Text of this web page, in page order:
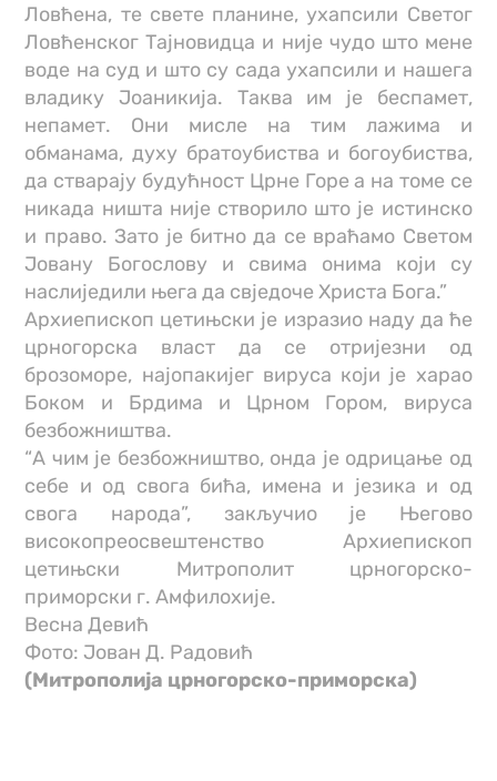
Ловћена, те свете планине, ухапсили Светог
Ловћенског Тајновидца и није чудо што мене
воде на суд и што су сада ухапсили и нашега
владику Јоаникија. Таква им је беспамет,
непамет. Они мисле на тим лажима и
обманама, духу братоубиства и богоубиства,
да стварају будућност Црне Горе а на томе се
никада ништа није створило што је истинско
и право. Зато је битно да се враћамо Светом
Јовану Богослову и свима онима који су
наслиједили њега да свједоче Христа Бога.”
Архиепископ цетињски је изразио наду да ће
црногорска власт да се отријезни од
брозоморе, најопакијег вируса који је харао
Боком и Брдима и Црном Гором, вируса
безбожништва.
“А чим је безбожништво, онда је одрицање од
себе и од свога бића, имена и језика и од
свога народа”, закључио је Његово
високопреосвештенство Архиепископ
цетињски Митрополит црногорско-
приморски г. Амфилохије.
Весна Девић
Фото: Јован Д. Радовић
(Митрополија црногорско-приморска)